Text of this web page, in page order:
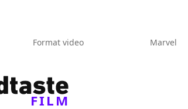
Format video Marvel
FILM